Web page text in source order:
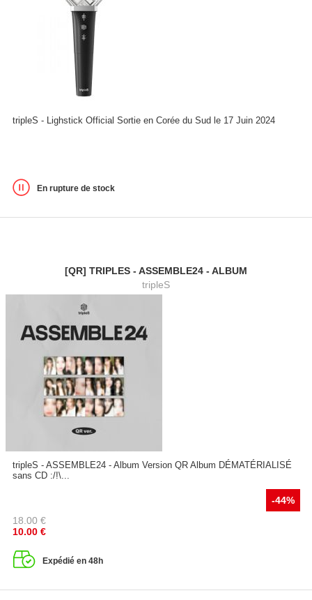
tripleS - Lighstick Official Sortie en Corée du Sud le 17 Juin 2024
En rupture de stock
[QR] TRIPLES - ASSEMBLE24 - ALBUM
tripleS
tripleS - ASSEMBLE24 - Album Version QR Album DÉMATÉRIALISÉ
sans CD :/!\...
-44%
18.00 €
10.00 €
Expédié en 48h